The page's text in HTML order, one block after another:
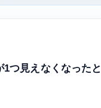
つ見えなくなったと